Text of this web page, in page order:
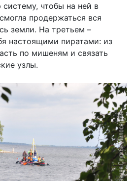
чтобы на ней в
продержаться вся
земли. На третьем –
настоящими пиратами: из
по мишеням и связать
узлы.